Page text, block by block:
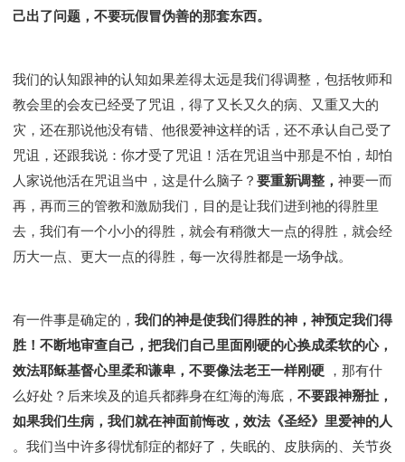
己出了问题，不要玩假冒伪善的那套东西。
我们的认知跟神的认知如果差得太远是我们得调整，包括牧师和
教会里的会友已经受了咒诅，得了又长又久的病、又重又大的
灾，还在那说他没有错、他很爱神这样的话，还不承认自己受了
咒诅，还跟我说：你才受了咒诅！活在咒诅当中那是不怕，却怕
人家说他活在咒诅当中，这是什么脑子？ 要重新调整， 神要一而
再，再而三的管教和激励我们，目的是让我们进到祂的得胜里
去，我们有一个小小的得胜，就会有稍微大一点的得胜，就会经
历大一点、更大一点的得胜，每一次得胜都是一场争战。
有一件事是确定的， 我们的神是使我们得胜的神，神预定我们得
胜！不断地审查自己，把我们自己里面刚硬的心换成柔软的心，
效法耶稣基督心里柔和谦卑，不要像法老王一样刚硬 ，那有什
么好处？后来埃及的追兵都葬身在红海的海底， 不要跟神掰扯，
如果我们生病，我们就在神面前悔改，效法《圣经》里爱神的人
。我们当中许多得忧郁症的都好了，失眠的、皮肤病的、关节炎